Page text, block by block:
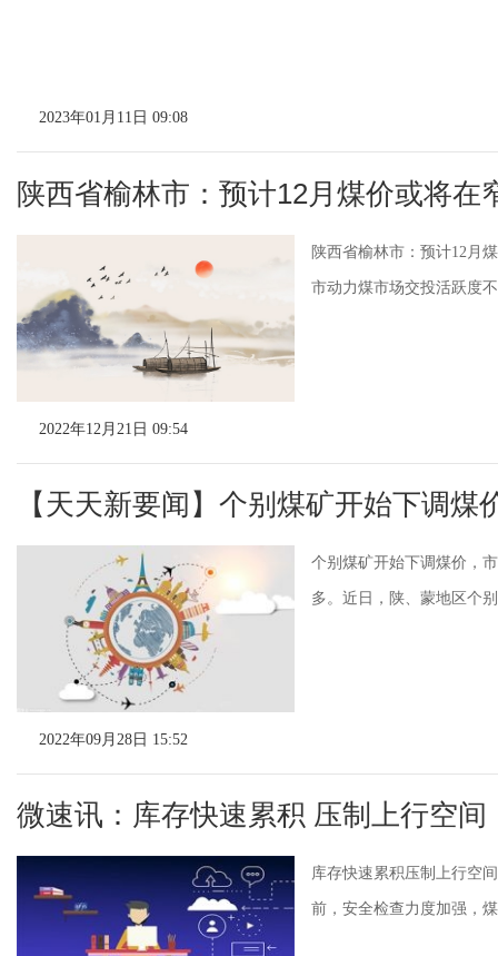
2023年01月11日 09:08
陕西省榆林市：预计12月煤价或将在
陕西省榆林市：预计12月
市动力煤市场交投活跃度
2022年12月21日 09:54
【天天新要闻】个别煤矿开始下调煤
个别煤矿开始下调煤价，
多。近日，陕、蒙地区个
2022年09月28日 15:52
微速讯：库存快速累积 压制上行空间
库存快速累积压制上行空
前，安全检查力度加强，